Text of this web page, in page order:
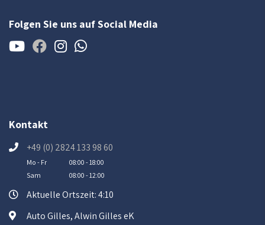
Folgen Sie uns auf Social Media
Kontakt
+49 (0) 2824 133 98 60
Mo - Fr
08:00 - 18:00
Sam
08:00 - 12:00
Aktuelle Ortszeit: 4:10
Auto Gilles, Alwin Gilles eK